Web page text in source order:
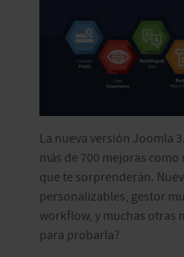
La nueva versión Joomla
más de 700 mejoras
que te sorprenderán.
personalizables, gestor
workflow, y muchas otras
para probarla?